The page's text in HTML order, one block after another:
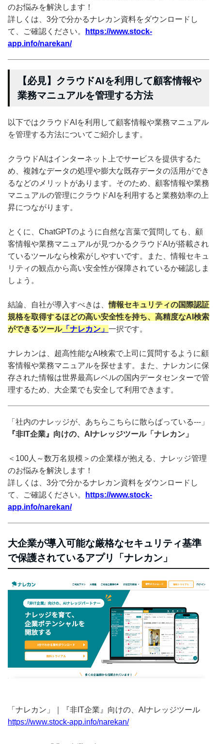
のお悩みを解決します！
詳しくは、3分で分かるナレカン資料をダウンロードし
て、ご確認ください。
https://www.stock-
app.info/narekan/
【必見】クラウドAIを利用して顧客情報や
業務マニュアルを管理する方法
以下ではクラウドAIを利用して顧客情報や業務マニュアル
を管理する方法についてご紹介します。
クラウドAIはインターネット上でサービスを提供するた
め、複雑なデータの処理や膨大な既存データの活用ができ
るなどのメリットがあります。そのため、顧客情報や業務
マニュアルの管理にクラウドAIを利用すると業務効率の上
昇につながります。
とくに、ChatGPTのように自然な言葉で質問しても、顧
客情報や業務マニュアルが見つかるクラウドAIが搭載され
ているツールなら検索がしやすいです。また、情報セキュ
リティの観点から高い安全性が保障されているか確認しま
しょう。
結論、自社が導入すべきは、情報セキュリティの国際認証
規格を取得するほどの高い安全性を持ち、高精度なAI検索
ができるツール「ナレカン」 一択です。
ナレカンは、超高性能なAI検索で上司に質問するように顧
客情報や業務マニュアルを探せます。また、ナレカンに保
存された情報は世界最高レベルの国内データセンターで管
理するため、大企業でも安全して利用できます。
「社内のナレッジが、あちらこちらに散らばっている---」
『非IT企業』向けの、AIナレッジツール「ナレカン」
＜100人～数万名規模＞の企業様が抱える、ナレッジ管理
のお悩みを解決します！
詳しくは、3分で分かるナレカン資料をダウンロードし
て、ご確認ください。
https://www.stock-
app.info/narekan/
大企業が導入可能な厳格なセキュリティ基準
で保護されているアプリ「ナレカン」
「ナレカン」｜『非IT企業』向けの、AIナレッジツール
https://www.stock-app.info/narekan/